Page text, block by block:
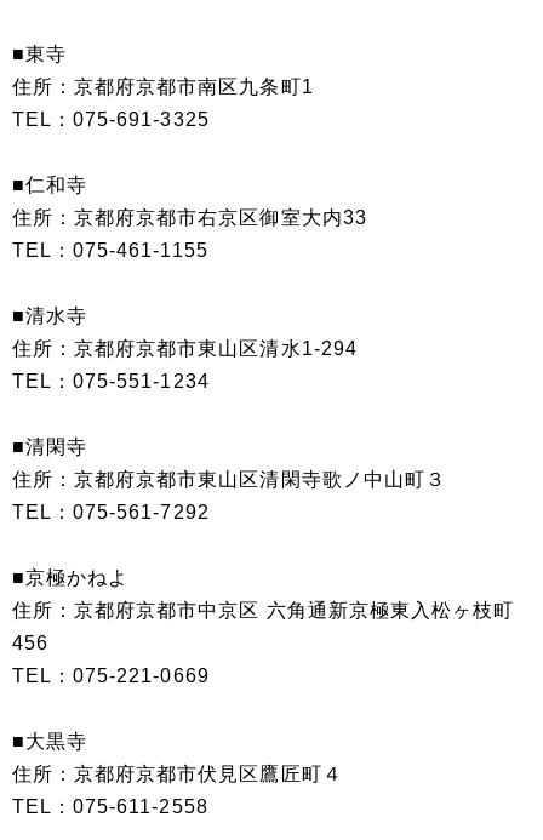
■東寺
住所：京都府京都市南区九条町1
TEL：075-691-3325
■仁和寺
住所：京都府京都市右京区御室大内33
TEL：075-461-1155
■清水寺
住所：京都府京都市東山区清水1-294
TEL：075-551-1234
■清閑寺
住所：京都府京都市東山区清閑寺歌ノ中山町３
TEL：075-561-7292
■京極かねよ
住所：京都府京都市中京区 六角通新京極東入松ヶ枝町
456
TEL：075-221-0669
■大黒寺
住所：京都府京都市伏見区鷹匠町４
TEL：075-611-2558